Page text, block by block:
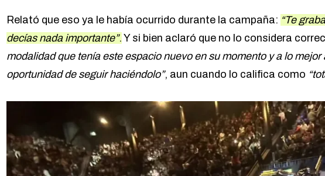
Relató que eso ya le había ocurrido durante la campaña: “Te
decías nada importante”. Y si bien aclaró que no lo considera
modalidad que tenía este espacio nuevo en su momento y a lo
oportunidad de seguir haciéndolo”, aun cuando lo califica como